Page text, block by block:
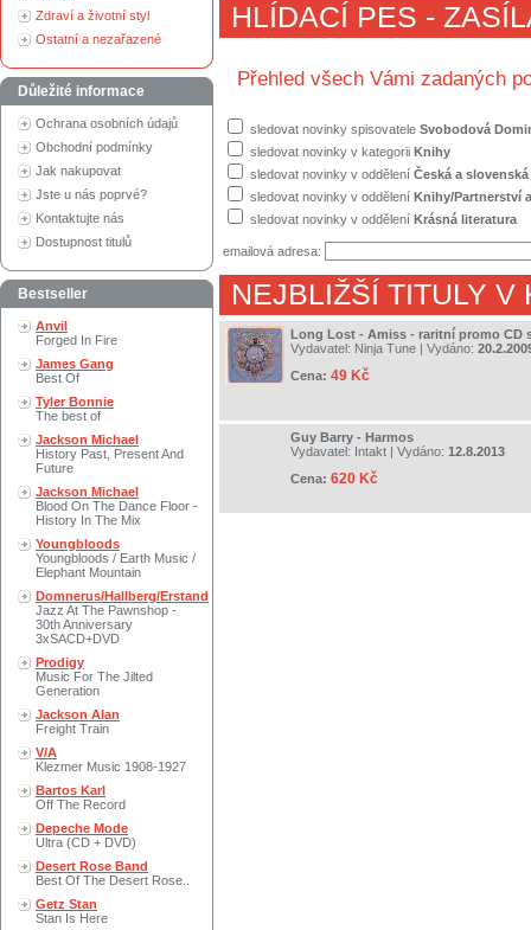
Zdraví a životní styl
Ostatní a nezařazené
Důležité informace
Ochrana osobních údajů
Obchodní podmínky
Jak nakupovat
Jste u nás poprvé?
Kontaktujte nás
Dostupnost titulů
Bestseller
Anvil
Forged In Fire
James Gang
Best Of
Tyler Bonnie
The best of
Jackson Michael
History Past, Present And
Future
Jackson Michael
Blood On The Dance Floor -
History In The Mix
Youngbloods
Youngbloods / Earth Music /
Elephant Mountain
Domnerus/Hallberg/Erstand
Jazz At The Pawnshop -
30th Anniversary
3xSACD+DVD
Prodigy
Music For The Jilted
Generation
Jackson Alan
Freight Train
V/A
Klezmer Music 1908-1927
Bartos Karl
Off The Record
Depeche Mode
Ultra (CD + DVD)
Desert Rose Band
Best Of The Desert Rose..
Getz Stan
Stan Is Here
HLÍDACÍ PES -
Přehled všech Vámi zadaných
sledovat novinky spisovatele Svobodová
sledovat novinky v kategorii Knihy
sledovat novinky v oddělení Česká a
sledovat novinky v oddělení Knihy/Partnerství
sledovat novinky v oddělení Krásná literatura
emailová adresa:
NEJBLIŽŠÍ TITULY V
Long Lost - Amiss - raritní promo CD
Vydavatel: Ninja Tune | Vydáno:
Cena: 49 Kč
Guy Barry - Harmos
Vydavatel: Intakt | Vydáno: 12.8.2013
Cena: 620 Kč